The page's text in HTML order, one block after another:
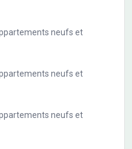
neufs et
neufs et
neufs et